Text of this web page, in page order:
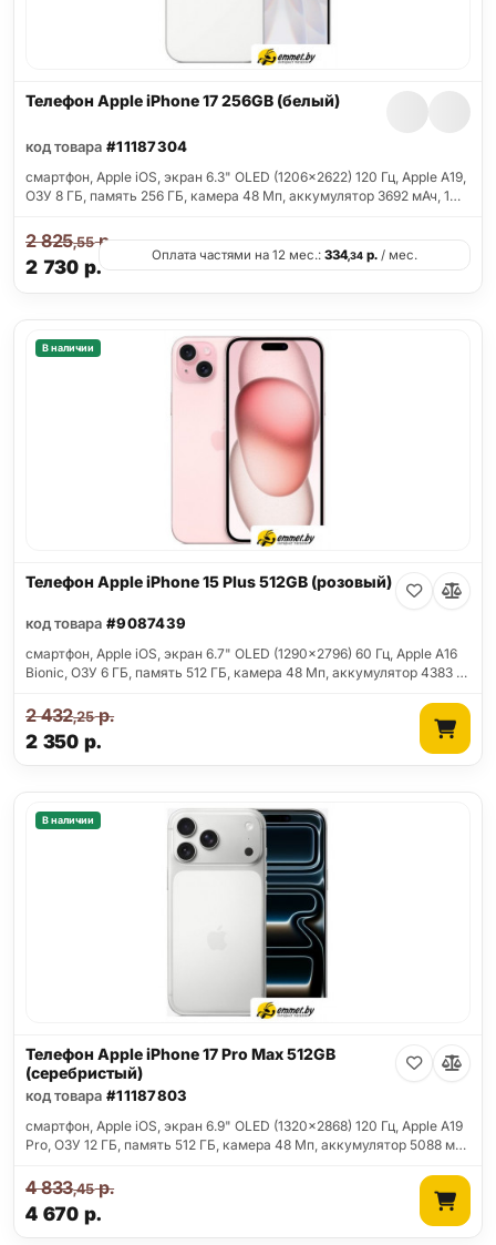
Телефон Apple iPhone 17 256GB (белый)
код товара #11187304
смартфон, Apple iOS, экран 6.3" OLED (1206x2622) 120 Гц, Apple A19,
ОЗУ 8 ГБ, память 256 ГБ, камера 48 Мп, аккумулятор 3692 мАч, 1…
2 730 р.
2 825,55р.
Оплата частями на 12 мес.: 334,34 р. / мес.
В наличии
Телефон Apple iPhone 15 Plus 512GB (розовый)
код товара #9087439
смартфон, Apple iOS, экран 6.7" OLED (1290x2796) 60 Гц, Apple A16
Bionic, ОЗУ 6 ГБ, память 512 ГБ, камера 48 Мп, аккумулятор 4383 …
2 350 р.
2 432,25р.
В наличии
Телефон Apple iPhone 17 Pro Max 512GB
(серебристый)
код товара #11187803
смартфон, Apple iOS, экран 6.9" OLED (1320x2868) 120 Гц, Apple A19
Pro, ОЗУ 12 ГБ, память 512 ГБ, камера 48 Мп, аккумулятор 5088 м…
4 670 р.
4 833,45р.